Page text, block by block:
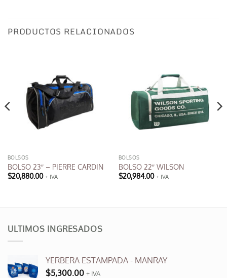
PRODUCTOS RELACIONADOS
BOLSOS
BOLSO 23″ – PIERRE CARDIN
$20,880.00 + IVA
variantes.
pueden
BOLSOS
BOLSO 22″ WILSON
$20,984.00 + IVA
ULTIMOS INGRESADOS
YERBERA ESTAMPADA - MANRAY
$5,300.00 + IVA